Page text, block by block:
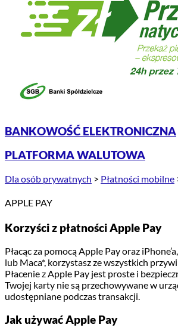
BANKOWOŚĆ ELEKTRONICZNA
PLATFORMA WALUTOWA
Dla osób prywatnych > Płatności mobilne
APPLE PAY
Korzyści z płatności Apple Pay
Płacąc za pomocą Apple Pay oraz
lub Maca*, korzystasz ze wszystkich
Płacenie z Apple Pay jest proste i
Twojej karty nie są przechowywane w
udostępniane podczas transakcji.
Jak używać Apple Pay